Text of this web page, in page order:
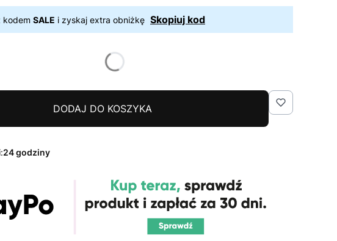
kodem SALE i zyskaj extra obniżkę Skopiuj kod
DODAJ DO KOSZYKA
24 godziny